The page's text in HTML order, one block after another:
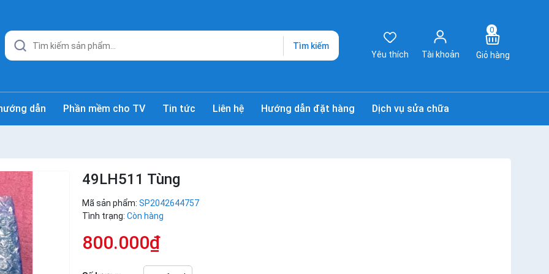
Tìm kiếm
Yêu thích
Tài khoản
0
Giỏ hàng
dẫn Phần mềm cho TV Tin tức Liên hệ Hướng dẫn đặt hàng Dịch vụ sửa chữa
49LH511 Tùng
Mã sản phẩm: SP2042644757
Tình trạng: Còn hàng
800.000₫